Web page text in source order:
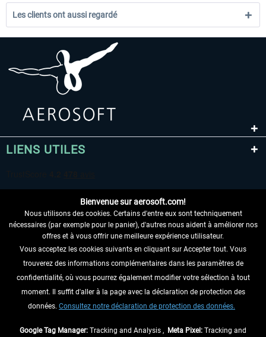
Les clients ont aussi regardé
LIENS UTILES
RENONCER AU CONTRAT ICI
INFORMATIONS
NE MANQUEZ PAS LES DERNIÈRES
Bienvenue sur aerosoft.com!
Nous utilisons des cookies. Certains d'entre eux sont techniquement
nécessaires (par exemple pour le panier), d'autres nous aident à améliorer nos
offres et à vous offrir une meilleure expérience utilisateur.
Vous acceptez les cookies suivants en cliquant sur Accepter tout. Vous
trouverez des informations complémentaires dans les paramètres de
confidentialité, où vous pourrez également modifier votre sélection à tout
moment. Il suffit d'aller à la page avec la déclaration de protection des
données. Consultez notre déclaration de protection des données.
Google Tag Manager: Tracking and Analysis , Meta Pixel: Tracking and